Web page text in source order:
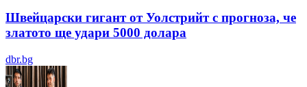
Швейцарски гигант от Уолстрийт с прогноза, че
златото ще удари 5000 долара
dbr.bg